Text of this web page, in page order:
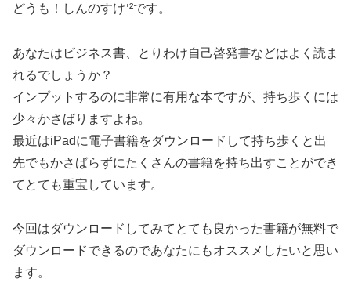
どうも！しんのすけ⁺²です。
あなたはビジネス書、とりわけ自己啓発書などはよく読ま
れるでしょうか？
インプットするのに非常に有用な本ですが、持ち歩くには
少々かさばりますよね。
最近はiPadに電子書籍をダウンロードして持ち歩くと出
先でもかさばらずにたくさんの書籍を持ち出すことができ
てとても重宝しています。
今回はダウンロードしてみてとても良かった書籍が無料で
ダウンロードできるのであなたにもオススメしたいと思い
ます。